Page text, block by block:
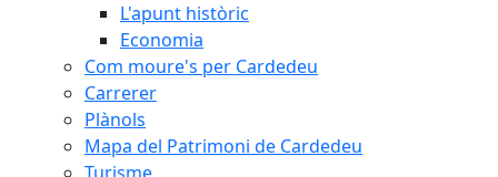
L'apunt històric
Economia
Com moure's per Cardedeu
Carrerer
Plànols
Mapa del Patrimoni de Cardedeu